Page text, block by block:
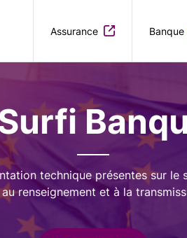
Assurance Banque
technique présentes sur le
renseignement et à la